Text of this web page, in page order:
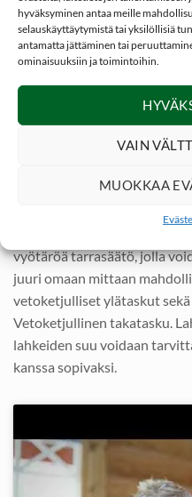
hyväksyminen antaa meille
selauskäyttäytymistä tai yksilöllisiä
antamatta jättäminen tai
ominaisuuksiin ja toimintoihin.
VAIN
MUOKKAA
vetoketjuilla avattavat
tarvittavaa lisäviilennystä
Dovrefjell Custom Fit
mukavat ja kevyen
niiden käytön vaikka
hyvin istuviksi
vyötäröä tarrasäätö, jolla
juuri omaan mittaan
vetoketjulliset ylätaskut
Vetoketjullinen takatasku.
lahkeiden suu voidaan
kanssa sopivaksi.